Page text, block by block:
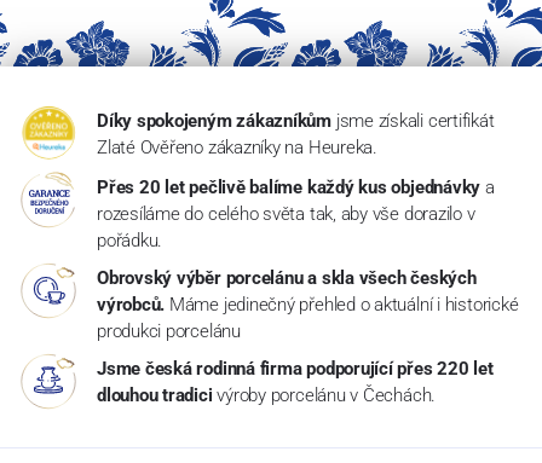
Díky spokojeným zákazníkům jsme získali certifikát
Zlaté Ověřeno zákazníky na Heureka.
Přes 20 let pečlivě balíme každý kus objednávky a
rozesíláme do celého světa tak, aby vše dorazilo v
pořádku.
Obrovský výběr porcelánu a skla všech českých
výrobců. Máme jedinečný přehled o aktuální i historické
produkci porcelánu
Jsme česká rodinná firma podporující přes 220 let
dlouhou tradici výroby porcelánu v Čechách.